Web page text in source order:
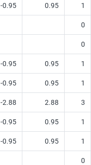
-0.95 0.95 1
0
0
-0.95 0.95 1
-0.95 0.95 1
-2.88 2.88 3
-0.95 0.95 1
-0.95 0.95 1
0